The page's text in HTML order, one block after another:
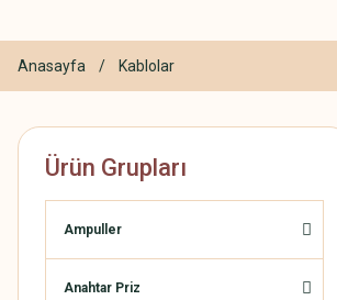
Anasayfa Kablolar
Ürün Grupları
Ampuller
Anahtar Priz